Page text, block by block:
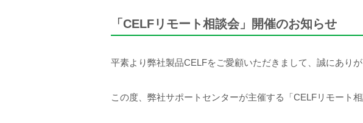
「CELFリモート相談会」開催のお知らせ
平素より弊社製品CELFをご愛顧いただきまして、誠にありが
この度、弊社サポートセンターが主催する「CELFリモート